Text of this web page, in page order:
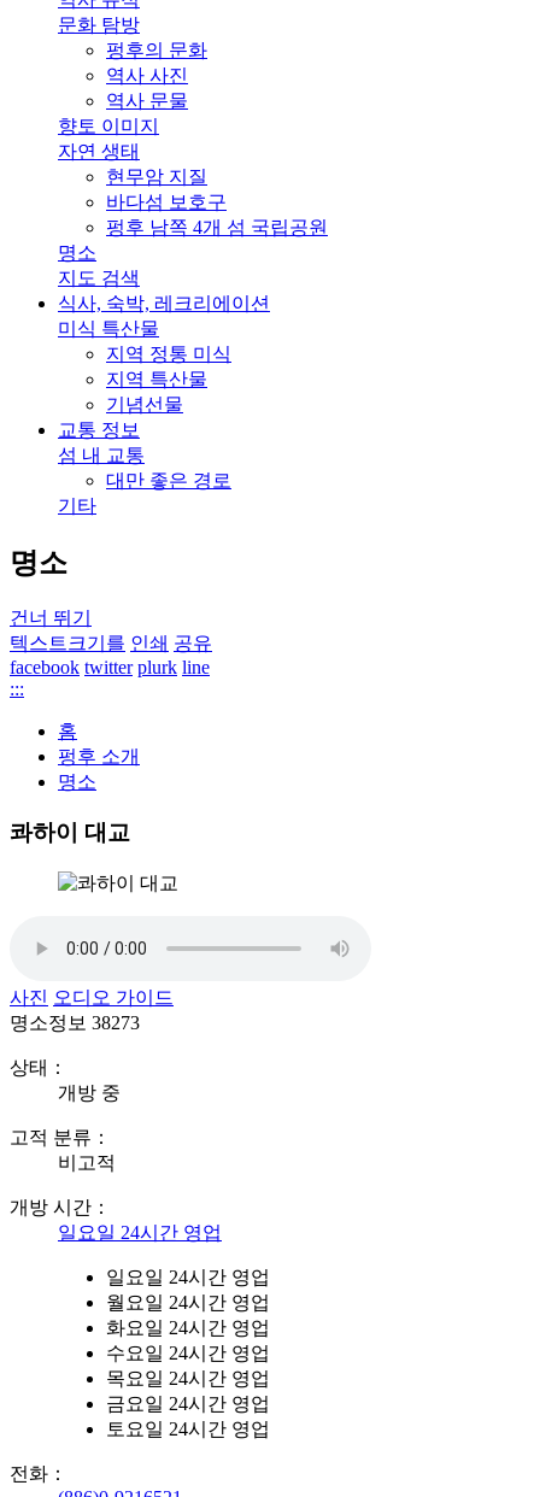
문화 탐방
펑후의 문화
역사 사진
역사 문물
향토 이미지
자연 생태
현무암 지질
바다섬 보호구
펑후 남쪽 4개 섬 국립공원
명소
지도 검색
식사, 숙박, 레크리에이션
미식 특산물
지역 정통 미식
지역 특산물
기념선물
교통 정보
섬 내 교통
대만 좋은 경로
기타
명소
건너 뛰기
텍스트크기를 인쇄 공유
facebook twitter plurk line
:::
홈
펑후 소개
명소
콰하이 대교
사진 오디오 가이드
명소정보 38273
상태：
개방 중
고적 분류：
비고적
개방 시간：
일요일 24시간 영업
일요일 24시간 영업
월요일 24시간 영업
화요일 24시간 영업
수요일 24시간 영업
목요일 24시간 영업
금요일 24시간 영업
토요일 24시간 영업
전화：